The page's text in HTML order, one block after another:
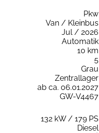
Pkw
Van / Kleinbus
Jul / 2026
Automatik
10 km
5
Grau
Zentrallager
ab ca. 06.01.2027
GW-V4467
132 kW / 179 PS
Diesel